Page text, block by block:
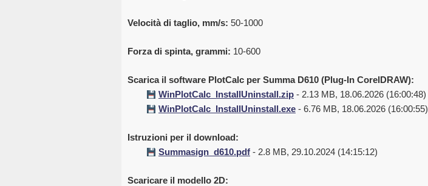
Velocità di taglio, mm/s: 50-1000
Forza di spinta, grammi: 10-600
Scarica il software PlotCalc per Summa D610 (Plug-In CorelDRAW):
WinPlotCalc_InstallUninstall.zip - 2.13 MB, 18.06.2026 (16:00:48)
WinPlotCalc_InstallUninstall.exe - 6.76 MB, 18.06.2026 (16:00:55)
Istruzioni per il download:
Summasign_d610.pdf - 2.8 MB, 29.10.2024 (14:15:12)
Scaricare il modello 2D: